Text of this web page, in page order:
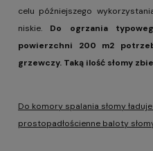
celu późniejszego
niskie. Do ogrzania
powierzchni 200 m2
grzewczy. Taką ilość słomy
Do komory spalania słomy
prostopadłościenne baloty